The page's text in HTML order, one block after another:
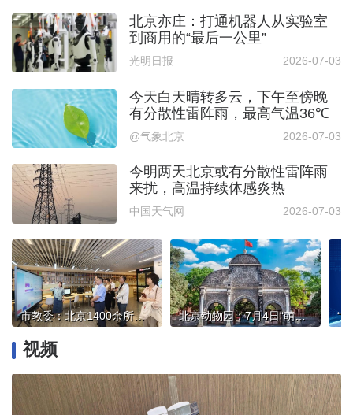
北京亦庄：打通机器人从实验室
到商用的“最后一公里”
光明日报 2026-07-03
今天白天晴转多云，下午至傍晚
有分散性雷阵雨，最高气温36℃
@气象北京 2026-07-03
今明两天北京或有分散性雷阵雨
来扰，高温持续体感炎热
中国天气网 2026-07-03
市教委：北京1400余所中小学、183万学生实现AI通识课全覆盖 北京动物园：7月4日“萌兰”生日当天不对外展出
视频